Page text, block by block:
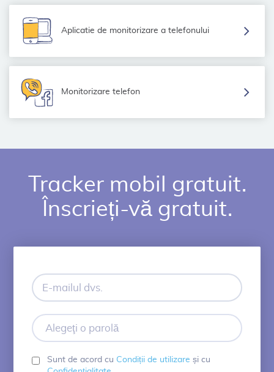
Aplicatie de monitorizare a telefonului
Monitorizare telefon
Tracker mobil gratuit.
Înscrieți-vă gratuit.
Sunt de acord cu Condiții de utilizare și cu